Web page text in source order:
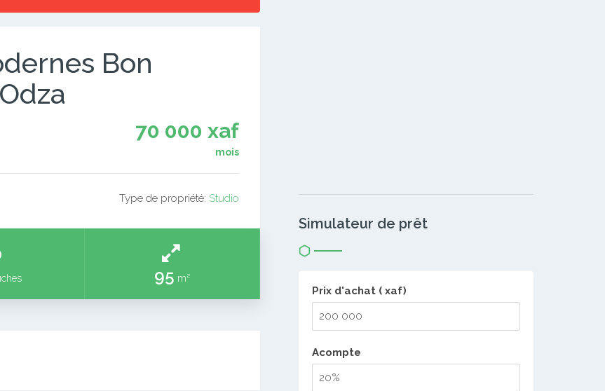
Bon
70 000 xaf
mois
Type de propriété: Studio
95 m²
Simulateur de prêt
Prix d'achat ( xaf)
Acompte